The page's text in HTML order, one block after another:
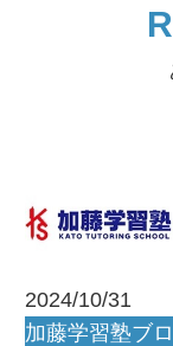
2024/10/31
加藤学習塾ブロ